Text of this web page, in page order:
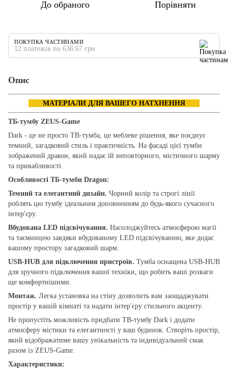
До обраного Порівняти
ПОКУПКА ЧАСТИНАМИ
12 платежів по 636.67 грн
Опис
МАТЕРІАЛИ ДЛЯ ВАШЕГО НАТХНЕННЯ
ТБ-тумбу ZEUS-Game
Dark - це не просто ТВ-тумба, це меблеве рішення, яке поєднує
темний, загадковий стиль і практичність. На фасаді цієї тумби
зображений дракон, який надає їй неповторного, містичного шарму
та привабливості.
Особливості ТБ-тумби Dragon:
Темний та елегантний дизайн. Чорний колір та строгі лінії
роблять цю тумбу ідеальним доповненням до будь-якого сучасного
інтер'єру.
Вбудована LED підсвічування. Насолоджуйтесь атмосферою магії
та таємницею завдяки вбудованому LED підсвічуванню, яке додає
вашому простору загадковий шарм.
USB-HUB для підключення пристроїв. Тумба оснащена USB-HUB
для зручного підключення вашої техніки, що робить ваші розваги
ще комфортнішими.
Монтаж. Легка установка на стіну дозволить вам заощаджувати
простір у вашій кімнаті та надати інтер'єру стильного акценту.
Не пропустіть можливість придбати ТВ-тумбу Dark і додати
атмосферу містики та елегантності у ваш будинок. Створіть простір,
який відображатиме вашу унікальність та індивідуальний смак
разом із ZEUS-Game.
Характеристики: